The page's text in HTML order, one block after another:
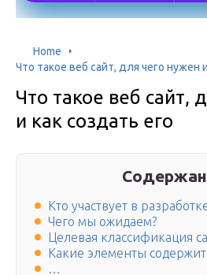
Home
Что такое веб сайт, для чего нужен
Что такое веб сайт,
и как создать его
Кто участвует в
Чего мы ожидаем?
Целевая классификация
Какие элементы
…